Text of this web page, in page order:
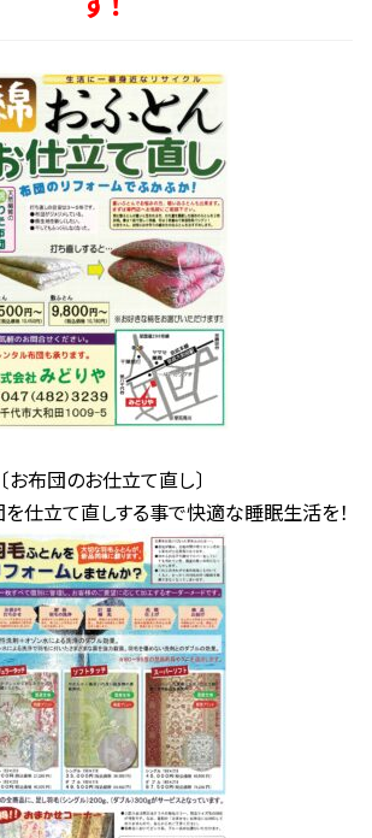
〔お布団のお仕立て直し〕
仕立て直しする事で快適な睡眠生活を！